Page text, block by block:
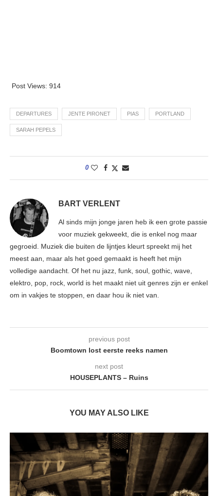
Post Views: 914
DEPARTURES JENTE PIRONET PIAS PORTLAND
SARAH PEPELS
0
BART VERLENT
Al sinds mijn jonge jaren heb ik een grote passie
voor muziek gekweekt, die is enkel nog maar
gegroeid. Muziek die buiten de lijntjes kleurt spreekt mij het
meest aan, maar als het goed gemaakt is heeft het mijn
volledige aandacht. Of het nu jazz, funk, soul, gothic, wave,
elektro, pop, rock, world is het maakt niet uit genres zijn er enkel
om in vakjes te stoppen, en daar hou ik niet van.
previous post
Boomtown lost eerste reeks namen
next post
HOUSEPLANTS – Ruins
YOU MAY ALSO LIKE